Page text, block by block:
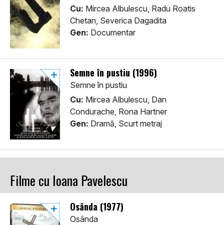
Cu: Mircea Albulescu, Radu Roatis
Chetan, Severica Dagadita
Gen: Documentar
Semne în pustiu (1996)
Semne în pustiu
Cu: Mircea Albulescu, Dan
Condurache, Rona Hartner
Gen: Dramă, Scurt metraj
Filme cu Ioana Pavelescu
Osânda (1977)
Osânda